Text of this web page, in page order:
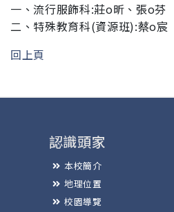
一、 流行服飾科:莊o昕 、張o芬
二、特殊教育科(資源班):蔡o宸
回上頁
認識頭家
本校簡介
地理位置
校園導覽